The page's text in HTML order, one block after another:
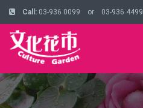
Call: 03-936 0099 or 03-936 4499